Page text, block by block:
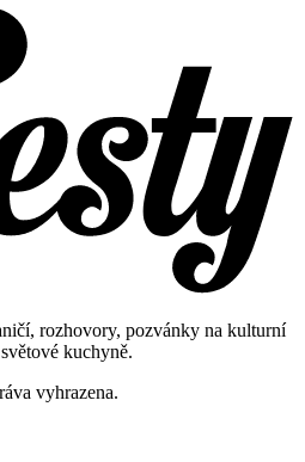
rozhovory, pozvánky na kulturní
kuchyně.
vyhrazena.